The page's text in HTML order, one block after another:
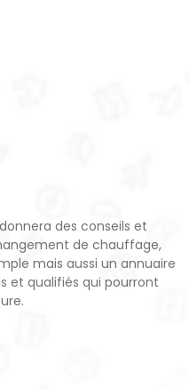
des conseils et
de chauffage,
mais aussi un annuaire
et qualifiés qui pourront